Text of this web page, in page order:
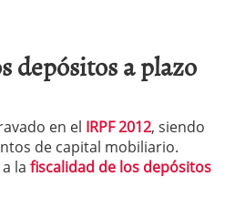
depósitos a plazo
en el IRPF 2012, siendo
de capital mobiliario.
la fiscalidad de los depósitos